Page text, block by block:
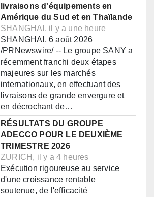
livraisons d'équipements en
Amérique du Sud et en Thaïlande
SHANGHAI, il y a une heure
SHANGHAI, 6 août 2026
/PRNewswire/ -- Le groupe SANY a
récemment franchi deux étapes
majeures sur les marchés
internationaux, en effectuant des
livraisons de grande envergure et
en décrochant de…
RÉSULTATS DU GROUPE
ADECCO POUR LE DEUXIÈME
TRIMESTRE 2026
ZURICH, il y a 4 heures
Exécution rigoureuse au service
d'une croissance rentable
soutenue, de l'efficacité